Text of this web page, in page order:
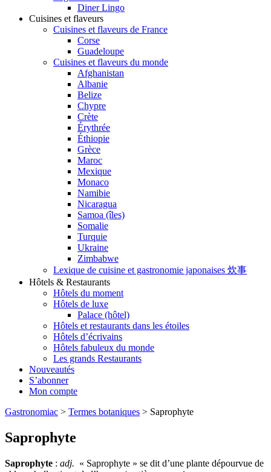
Diner Lingo
Cuisines et flaveurs
Cuisines et flaveurs de France
Corse
Guadeloupe
Cuisines et flaveurs du monde
Afghanistan
Albanie
Belize
Chypre
Crète
Érythrée
Éthiopie
Grèce
Maroc
Mexique
Monaco
Namibie
Nicaragua
Samoa (îles)
Somalie
Turquie
Ukraine
Zimbabwe
Lexique de cuisine et gastronomie japonaises 炊事
Hôtels & Restaurants
Hôtels du moment
Hôtels de luxe
Palace (hôtel)
Hôtels et restaurants dans les étoiles
Hôtels d’écrivains
Hôtels fabuleux du monde
Les grands Restaurants
Nouveautés
S’abonner
Mon compte
Gastronomiac > Termes botaniques > Saprophyte
Saprophyte
Saprophyte : adj. « Saprophyte » se dit d’une plante dépourvue de